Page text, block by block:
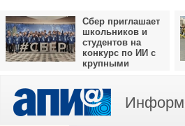
Сбер приглашает
школьников и
студентов на
конкурс по ИИ с
крупными